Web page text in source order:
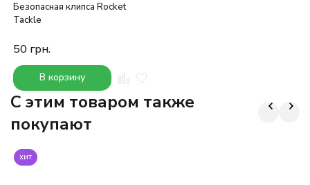
Безопасная клипса Rocket
Tackle
50 грн.
В корзину
C этим товаром также
покупают
хит